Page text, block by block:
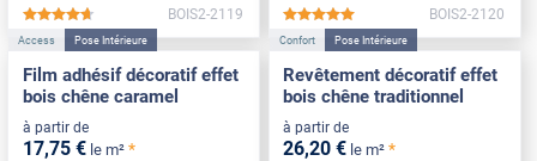
*****
BOIS2-2119 BOIS2-2120
Access Pose Intérieure
Film adhésif décoratif effet
bois chêne caramel
à partir de
17,75 € le m² *
Confort Pose Intérieure
Revêtement décoratif effet
bois chêne traditionnel
à partir de
26,20 € le m² *